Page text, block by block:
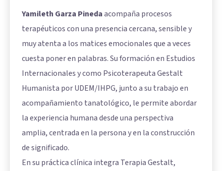
Yamileth Garza Pinedaacompaña procesos
terapéuticos con una presencia cercana, sensible y
muy atenta a los matices emocionales que a veces
cuesta poner en palabras. Su formación en Estudios
Internacionales y como Psicoterapeuta Gestalt
Humanista por UDEM/IHPG, junto a su trabajo en
acompañamiento tanatológico, le permite abordar
la experiencia humana desde una perspectiva
amplia, centrada en la persona y en la construcción
de significado.
En su práctica clínica integra Terapia Gestalt,